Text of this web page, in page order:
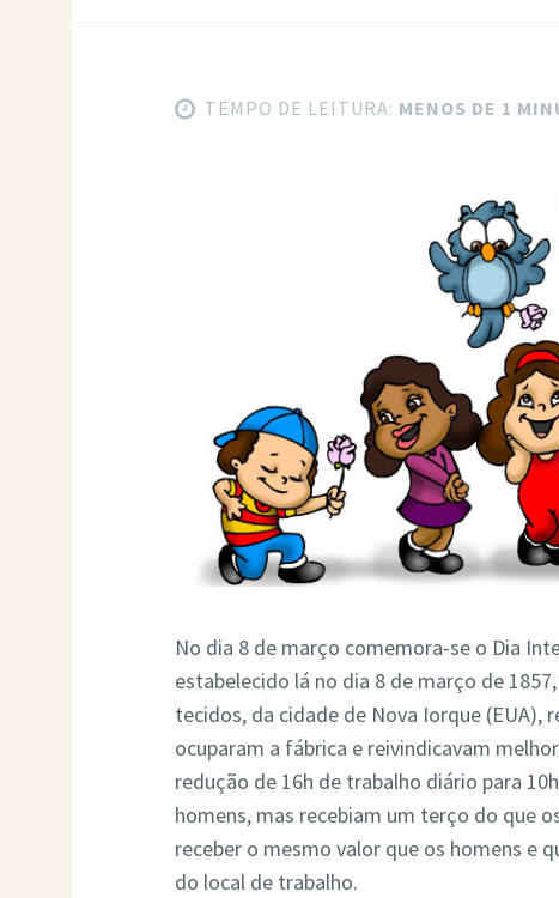
TEMPO DE LEITURA: MENOS DE 1
No dia 8 de março comemora-se o Dia
estabelecido lá no dia 8 de março de
tecidos, da cidade de Nova Iorque (EUA),
ocuparam a fábrica e reivindicavam
redução de 16h de trabalho diário para
homens, mas recebiam um terço do que
receber o mesmo valor que os homens e
do local de trabalho.